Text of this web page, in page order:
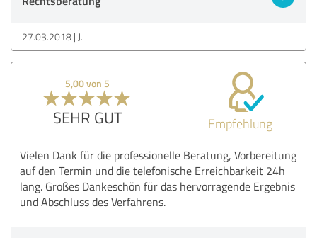
27.03.2018 J.
5,00 von 5
SEHR GUT Empfehlung
Vielen Dank für die professionelle Beratung, Vorbereitung
auf den Termin und die telefonische Erreichbarkeit 24h
lang. Großes Dankeschön für das hervorragende Ergebnis
und Abschluss des Verfahrens.